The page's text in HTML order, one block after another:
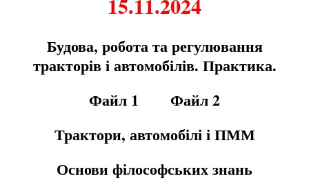
Будова, робота та регулювання
тракторів і автомобілів. Практика.
Файл 1
Файл 2
Трактори, автомобілі і ПММ
Основи філософських знань